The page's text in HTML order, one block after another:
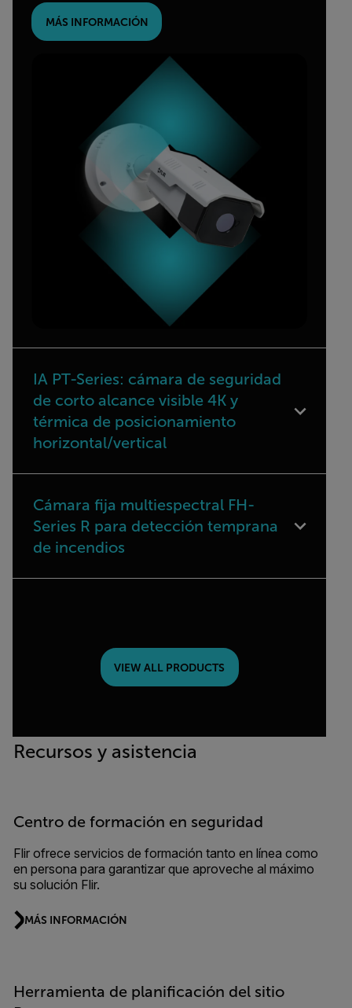
MÁS INFORMACIÓN
IA PT-Series: cámara de seguridad
de corto alcance visible 4K y
térmica de posicionamiento
horizontal/vertical
Cámara fija multiespectral FH-
Series R para detección temprana
de incendios
VIEW ALL PRODUCTS
Recursos y asistencia
Centro de formación en seguridad
Flir ofrece servicios de formación tanto en línea como
en persona para garantizar que aproveche al máximo
su solución Flir.
MÁS INFORMACIÓN
Herramienta de planificación del sitio